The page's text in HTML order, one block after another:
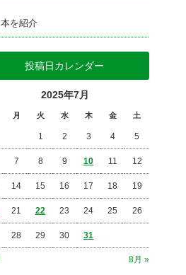
本を紹介
投稿日カレンダー
2025年7月
月 火 水 木 金 土
8月 »
1 2 3 4 5
7 8 9 10 11 12
14 15 16 17 18 19
21 22 23 24 25 26
28 29 30 31